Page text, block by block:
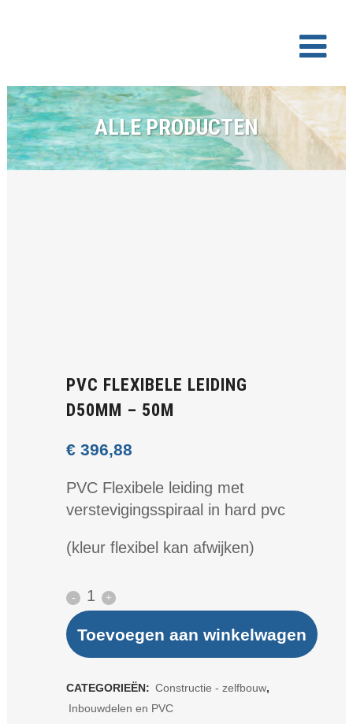
ALLE PRODUCTEN
PVC FLEXIBELE LEIDING
D50MM – 50M
€ 396,88
PVC Flexibele leiding met
verstevigingsspiraal in hard pvc
(kleur flexibel kan afwijken)
PVC
FLEXIBELE
LEIDING
D50MM
-
Toevoegen aan winkelwagen
CATEGORIEËN: Constructie - zelfbouw,
Inbouwdelen en PVC